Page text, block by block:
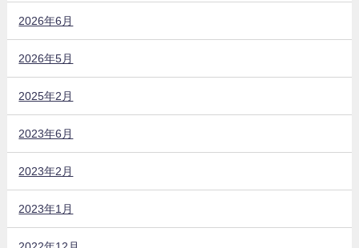
2026年6月
2026年5月
2025年2月
2023年6月
2023年2月
2023年1月